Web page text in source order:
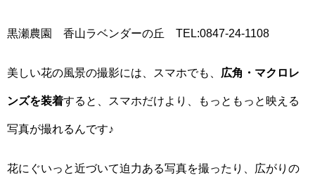
黒瀬農園 香山ラベンダーの丘 TEL:0847-24-1108
美しい花の風景の撮影には、スマホでも、 広角・マクロレ
ンズを装着すると、スマホだけより、もっともっと映える
写真が撮れるんです♪
花にぐいっと近づいて迫力ある写真を撮ったり、広がりの